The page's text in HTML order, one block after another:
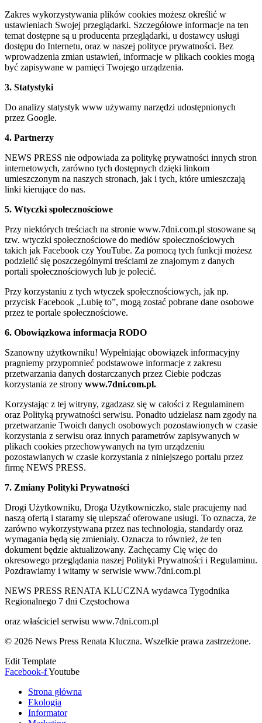
Zakres wykorzystywania plików cookies możesz określić w
ustawieniach Swojej przeglądarki. Szczegółowe informacje na ten
temat dostępne są u producenta przeglądarki, u dostawcy usługi
dostępu do Internetu, oraz w naszej polityce prywatności. Bez
wprowadzenia zmian ustawień, informacje w plikach cookies mogą
być zapisywane w pamięci Twojego urządzenia.
3. Statystyki
Do analizy statystyk www używamy narzędzi udostępnionych
przez Google.
4. Partnerzy
NEWS PRESS nie odpowiada za politykę prywatności innych stron
internetowych, zarówno tych dostępnych dzięki linkom
umieszczonym na naszych stronach, jak i tych, które umieszczają
linki kierujące do nas.
5. Wtyczki społecznościowe
Przy niektórych treściach na stronie www.7dni.com.pl stosowane są
tzw. wtyczki społecznościowe do mediów społecznościowych
takich jak Facebook czy YouTube. Za pomocą tych funkcji możesz
podzielić się poszczególnymi treściami ze znajomym z danych
portali społecznościowych lub je polecić.
Przy korzystaniu z tych wtyczek społecznościowych, jak np.
przycisk Facebook „Lubię to”, mogą zostać pobrane dane osobowe
przez te portale społecznościowe.
6. Obowiązkowa informacja RODO
Szanowny użytkowniku! Wypełniając obowiązek informacyjny
pragniemy przypomnieć podstawowe informacje z zakresu
przetwarzania danych dostarczanych przez Ciebie podczas
korzystania ze strony www.7dni.com.pl.
Korzystając z tej witryny, zgadzasz się w całości z Regulaminem
oraz Polityką prywatności serwisu. Ponadto udzielasz nam zgody na
przetwarzanie Twoich danych osobowych pozostawionych w czasie
korzystania z serwisu oraz innych parametrów zapisywanych w
plikach cookies przechowywanych na tym urządzeniu
pozostawianych w czasie korzystania z niniejszego portalu przez
firmę NEWS PRESS.
7. Zmiany Polityki Prywatności
Drogi Użytkowniku, Droga Użytkowniczko, stale pracujemy nad
naszą ofertą i staramy się ulepszać oferowane usługi. To oznacza, że
zarówno wykorzystywana przez nas technologia, standardy oraz
wymagania będą się zmieniały. Oznacza to również, że ten
dokument będzie aktualizowany. Zachęcamy Cię więc do
okresowego przeglądania naszej Polityki Prywatności i Regulaminu.
Pozdrawiamy i witamy w serwisie www.7dni.com.pl
NEWS PRESS RENATA KLUCZNA wydawca Tygodnika
Regionalnego 7 dni Częstochowa
oraz właściciel serwisu www.7dni.com.pl
© 2026 News Press Renata Kluczna. Wszelkie prawa zastrzeżone.
Edit Template
Facebook-fYoutube
Strona główna
Ekologia
Informator